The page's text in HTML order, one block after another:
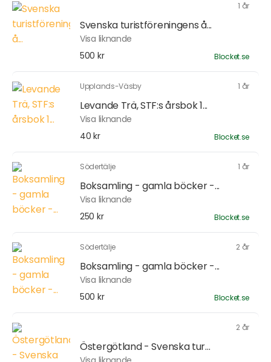
1 år
Svenska turistföreningens å...
Visa liknande
500 kr
Blocket.se
Upplands-Väsby 1 år
Levande Trä, STF:s årsbok 1...
Visa liknande
40 kr
Blocket.se
Södertälje 1 år
Boksamling - gamla böcker -...
Visa liknande
250 kr
Blocket.se
Södertälje 2 år
Boksamling - gamla böcker -...
Visa liknande
500 kr
Blocket.se
2 år
Östergötland - Svenska tur...